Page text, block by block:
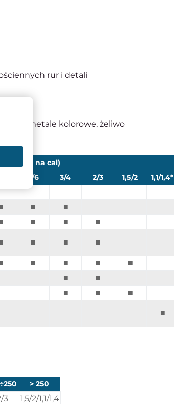
rur i detali
metale kolorowe, żeliwo
zębów na cal)
4/6 3/4 2/3 1,5/2 1,1/1,4*
■
■
■ ■ ■
■ ■ ■
■ ■ ■
■
■
■
■ ■ ■
■
> 250
3
1,5/2/1,1/1,4